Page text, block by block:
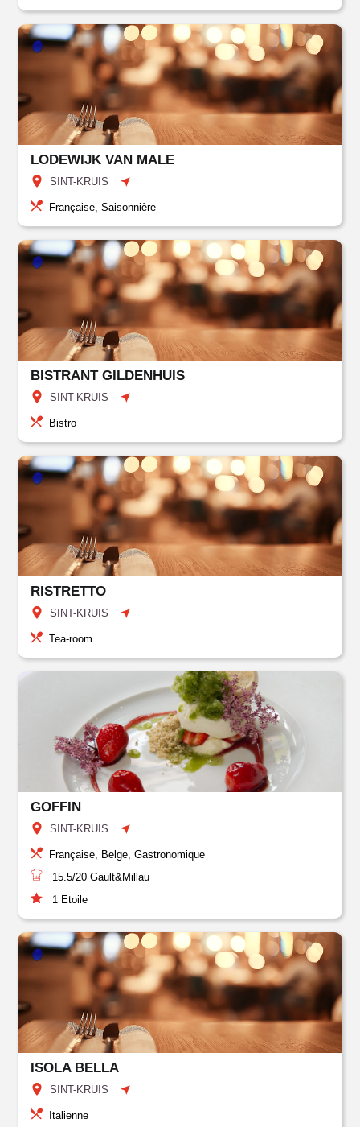
LODEWIJK VAN MALE
SINT-KRUIS
Française, Saisonnière
BISTRANT GILDENHUIS
SINT-KRUIS
Bistro
RISTRETTO
SINT-KRUIS
Tea-room
GOFFIN
SINT-KRUIS
Française, Belge, Gastronomique
15.5/20 Gault&Millau
1 Etoile
ISOLA BELLA
SINT-KRUIS
Italienne